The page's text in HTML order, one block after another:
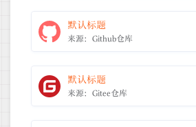
默认标题
来源：Github仓库
默认标题
来源：Gitee仓库